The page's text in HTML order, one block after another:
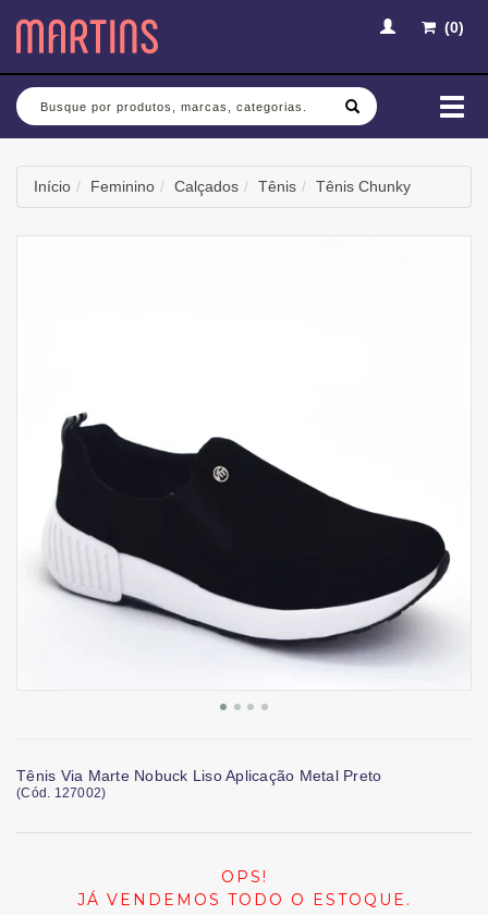
(0)
Busca
Início Feminino Calçados Tênis Tênis Chunky
Tênis Via Marte Nobuck Liso Aplicação Metal Preto
(Cód. 127002)
OPS!
JÁ VENDEMOS TODO O ESTOQUE.